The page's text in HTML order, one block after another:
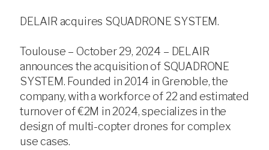
DELAIR acquires SQUADRONE SYSTEM.
Toulouse – October 29, 2024 – DELAIR
announces the acquisition of SQUADRONE
SYSTEM. Founded in 2014 in Grenoble, the
company, with a workforce of 22 and estimated
turnover of €2M in 2024, specializes in the
design of multi-copter drones for complex
use cases.